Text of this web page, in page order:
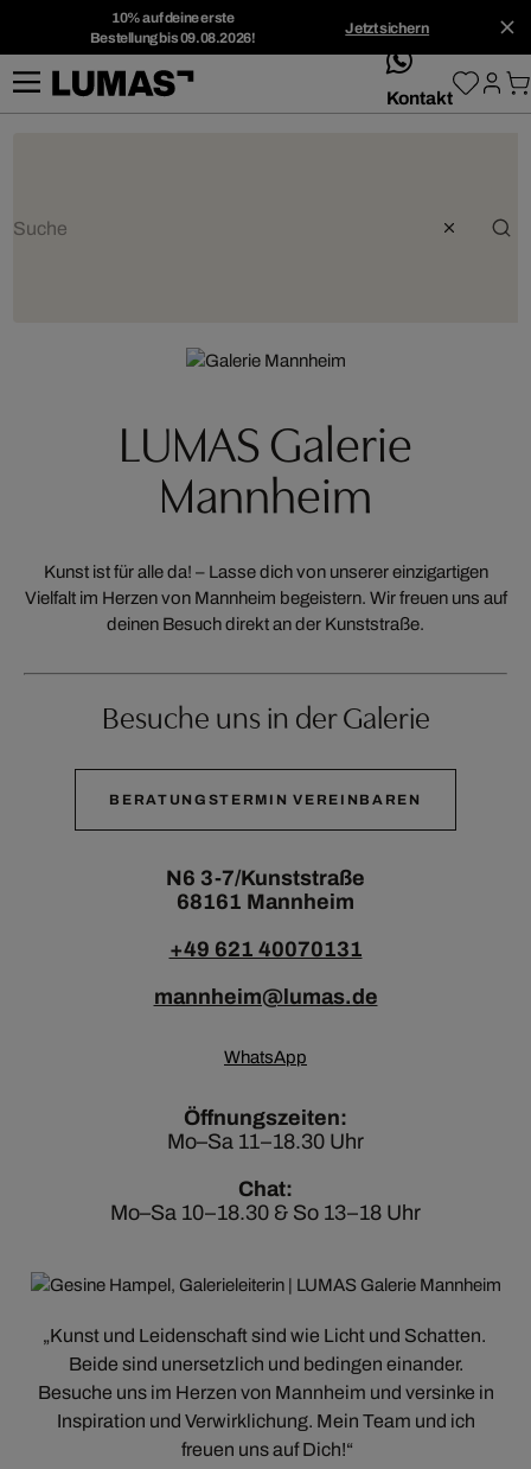
10% auf deine erste
Bestellung bis 09.08.2026!
Jetzt sichern
whatsApp
Kontakt
LUMAS Galerie
Mannheim
Kunst ist für alle da! – Lasse dich von unserer einzigartigen
Vielfalt im Herzen von Mannheim begeistern. Wir freuen uns auf
deinen Besuch direkt an der Kunststraße.
Besuche uns in der Galerie
BERATUNGSTERMIN VEREINBAREN
N6 3-7/Kunststraße
68161 Mannheim
+49 621 40070131
mannheim@lumas.de
WhatsApp
Öffnungszeiten:
Mo–Sa 11–18.30 Uhr
Chat:
Mo–Sa 10–18.30 & So 13–18 Uhr
Kunst und Leidenschaft sind wie Licht und Schatten.
Beide sind unersetzlich und bedingen einander.
Besuche uns im Herzen von Mannheim und versinke in
Inspiration und Verwirklichung. Mein Team und ich
freuen uns auf Dich!